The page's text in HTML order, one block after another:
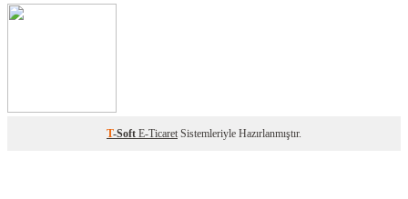
T-Soft E-Ticaret Sistemleriyle Hazırlanmıştır.